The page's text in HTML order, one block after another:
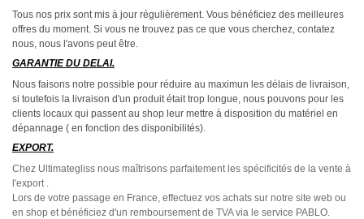
Tous nos prix sont mis à jour régulièrement. Vous bénéficiez des meilleures
offres du moment. Si vous ne trouvez pas ce que vous cherchez, contatez
nous, nous l'avons peut être.
GARANTIE DU DELAI.
Nous faisons notre possible pour réduire au maximun les délais de livraison,
si toutefois la livraison d'un produit était trop longue, nous pouvons pour les
clients locaux qui passent au shop leur mettre à disposition du matériel en
dépannage ( en fonction des disponibilités).
EXPORT.
Chez Ultimategliss nous maîtrisons parfaitement les spécificités de la vente à
l'export .
Lors de votre passage en France, effectuez vos achats sur notre site web ou
en shop et bénéficiez d'un remboursement de TVA via le service PABLO.